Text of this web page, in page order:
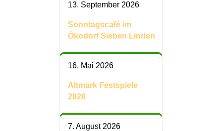
13. September 2026
Sonntagscafé im
Ökodorf Sieben Linden
16. Mai 2026
Altmark Festspiele
2026
7. August 2026